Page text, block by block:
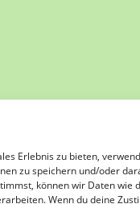
Erlebnis zu bieten,
zu speichern und/oder
können wir Daten wie
Wenn du deine